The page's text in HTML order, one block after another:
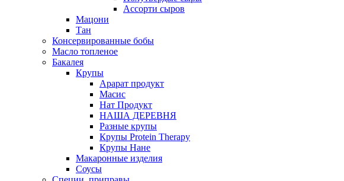
Ассорти сыров
Мацони
Тан
Консервированные бобы
Масло топленое
Бакалея
Крупы
Арарат продукт
Масис
Нат Продукт
НАША ДЕРЕВНЯ
Разные крупы
Крупы Protein Therapy
Крупы Нане
Макаронные изделия
Соусы